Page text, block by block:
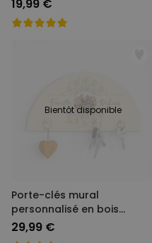
19,99 €
Bientôt disponible
Porte-clés mural
personnalisé en bois
mandala photo et texte
29,99 €